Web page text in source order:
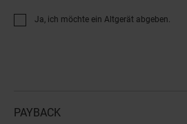
Ja, ich möchte ein Altgerät abgeben.
PAYBACK